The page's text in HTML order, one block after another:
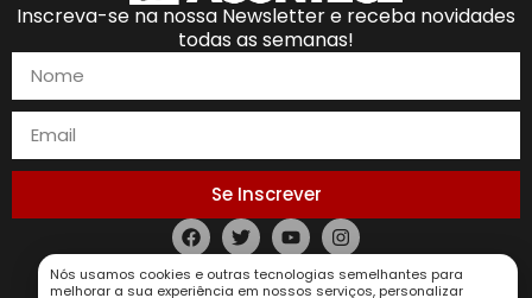
Inscreva-se na nossa Newsletter e receba novidades
todas as semanas!
Se Inscrever
Política de Privacidade
Nós usamos cookies e outras tecnologias semelhantes para
melhorar a sua experiência em nossos serviços, personalizar